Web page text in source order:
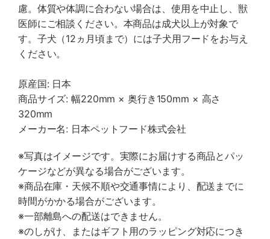
慮。体質や体調に合わない場合は、使用を中止し、獣
医師にご相談ください。本商品は成犬以上が対象で
す。子犬（12ヵ月頃まで）には子犬用フードをお与え
ください。
原産国: 日本
商品サイズ: 幅220mm × 奥行き150mm × 高さ
320mm
メーカー名: 日本ペットフード株式会社
※写真はイメージです。実際にお届けする商品とパッ
ケージなどが異なる場合がございます。
※商品在庫・天候不順や交通事情により、配送までに
時間がかかる場合がございます。
※一部離島への配送はできません。
※のしがけ、またはギフト用のラッピング対応につき